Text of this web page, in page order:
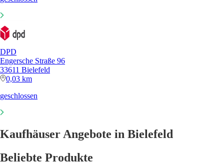
DPD
Engersche Straße 96
33611 Bielefeld
0,03 km
geschlossen
Kaufhäuser Angebote in Bielefeld
Beliebte Produkte